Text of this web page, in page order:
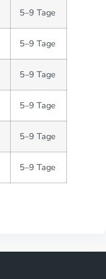
5–9 Tage
5–9 Tage
5–9 Tage
5–9 Tage
5–9 Tage
5–9 Tage